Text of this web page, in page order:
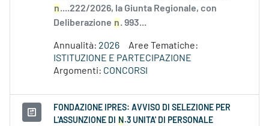
n....222/2026, la Giunta Regionale, con
Deliberazione n. 993...
Annualità: 2026
Aree Tematiche:
ISTITUZIONE E PARTECIPAZIONE
Argomenti: CONCORSI
FONDAZIONE IPRES: AVVISO DI SELEZIONE PER
L'ASSUNZIONE DI
N .3 UNITA' DI PERSONALE